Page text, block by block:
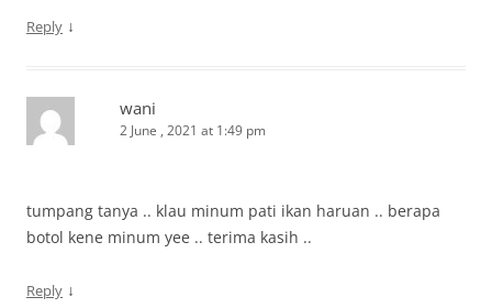
Reply ↓
wani
2 June , 2021 at 1:49 pm
tumpang tanya .. klau minum pati ikan haruan .. berapa
botol kene minum yee .. terima kasih ..
Reply ↓